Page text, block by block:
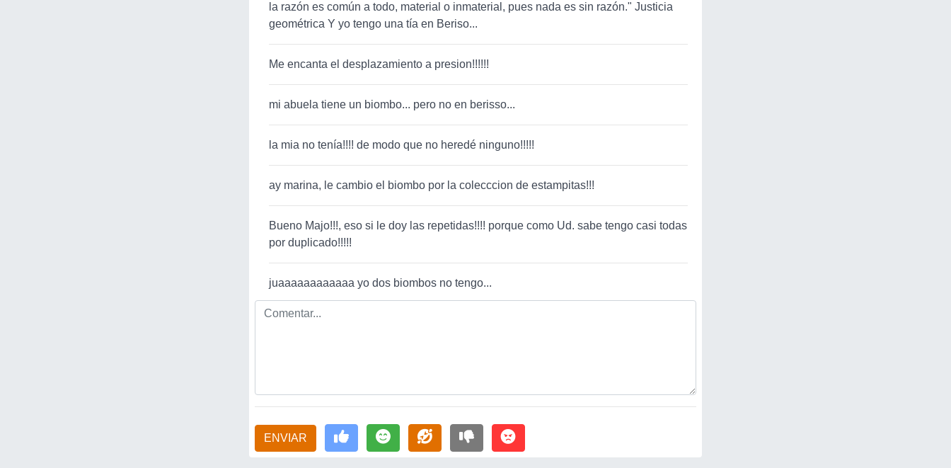
la razón es común a todo, material o inmaterial, pues nada es sin razón." Justicia
geométrica Y yo tengo una tía en Beriso...
Me encanta el desplazamiento a presion!!!!!!
mi abuela tiene un biombo... pero no en berisso...
la mia no tenía!!!! de modo que no heredé ninguno!!!!!
ay marina, le cambio el biombo por la colecccion de estampitas!!!
Bueno Majo!!!, eso si le doy las repetidas!!!! porque como Ud. sabe tengo casi todas
por duplicado!!!!!
juaaaaaaaaaaaa yo dos biombos no tengo...
ENVIAR